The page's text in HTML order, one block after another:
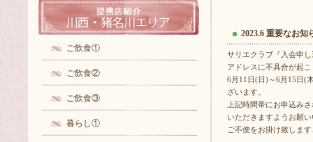
ご飲食①
ご飲食②
ご飲食③
暮らし①
2023.6 重要なお知
サリエクラブ『入会申
アドレスに不具合が起
6月11日(日)～6月15日(
ざいます。
上記時間帯にお申込み
いただきますようお願
ご不便をお掛け致しま